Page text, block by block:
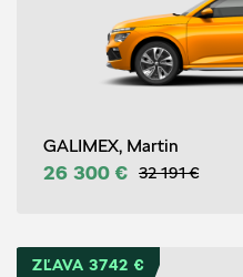
GALIMEX, Martin
26 300 € 32 191 €
ZĽAVA 3742 €